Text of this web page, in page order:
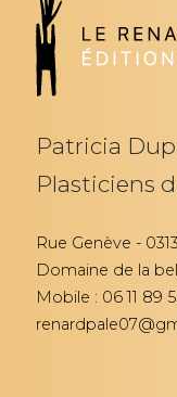
Patricia
Plasticiens
Rue Genève -
Domaine de la
Mobile : 06 11 89